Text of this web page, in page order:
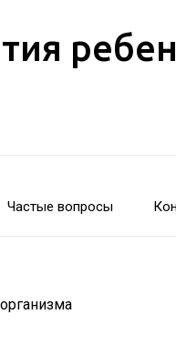
Частые вопросы